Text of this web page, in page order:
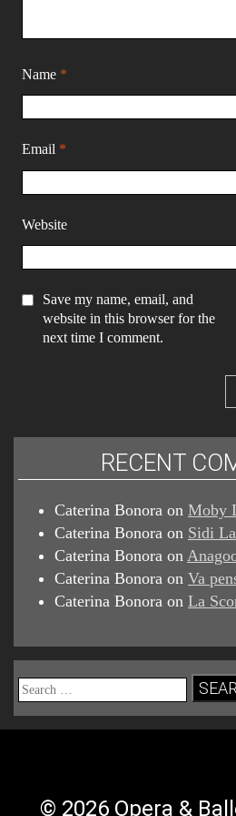
Name *
Email *
Website
Save my name, email, and
website in this browser for the
next time I comment.
RECENT
Caterina Bonora on Moby
Caterina Bonora on Sidi
Caterina Bonora on
Caterina Bonora on Va
Caterina Bonora on La
Search
for:
© 2026 Opera &